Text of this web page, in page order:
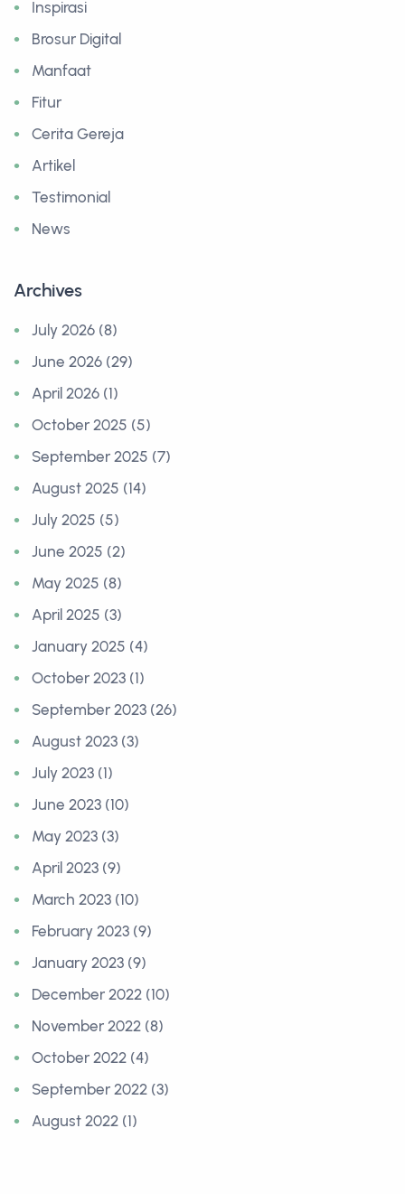
Inspirasi
Brosur Digital
Manfaat
Fitur
Cerita Gereja
Artikel
Testimonial
News
Archives
July 2026 (8)
June 2026 (29)
April 2026 (1)
October 2025 (5)
September 2025 (7)
August 2025 (14)
July 2025 (5)
June 2025 (2)
May 2025 (8)
April 2025 (3)
January 2025 (4)
October 2023 (1)
September 2023 (26)
August 2023 (3)
July 2023 (1)
June 2023 (10)
May 2023 (3)
April 2023 (9)
March 2023 (10)
February 2023 (9)
January 2023 (9)
December 2022 (10)
November 2022 (8)
October 2022 (4)
September 2022 (3)
August 2022 (1)